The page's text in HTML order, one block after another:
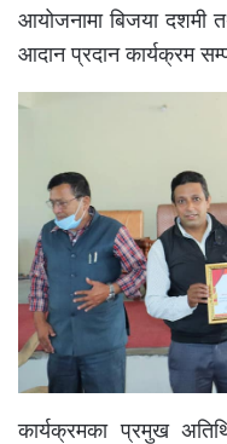
आयोजनामा बिजया दशमी
आदान प्रदान कार्यक्रम
कार्यक्रमका प्रमुख